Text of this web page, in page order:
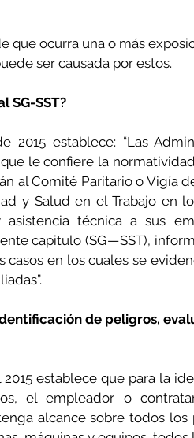
que ocurra una o más
ser causada por estos.
SG-SST?
2015 establece: “Las
le confiere la
al Comité Paritario o Vigía
y Salud en el Trabajo en
asistencia técnica a sus
capitulo (SG — SST),
casos en los cuales se
de peligros,
2015 establece que para la
el empleador o
alcance sobre todos los